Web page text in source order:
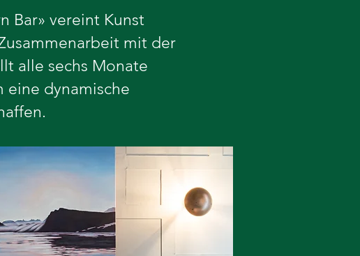
Bar» vereint Kunst
mit der
alle sechs Monate
eine dynamische